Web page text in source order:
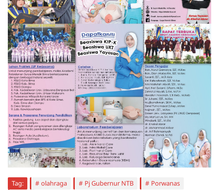
Tag: olahraga Pj Gubernur NTB
Porwanas